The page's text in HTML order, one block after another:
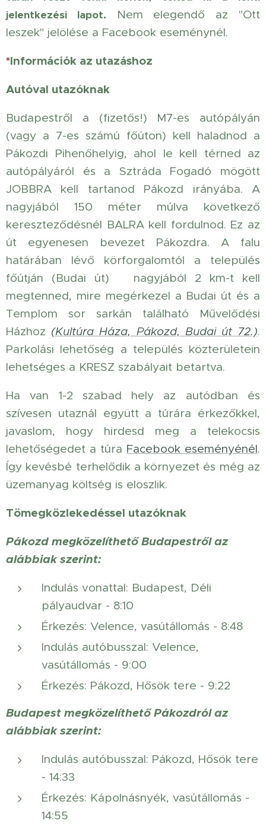
jelentkezési lapot. Nem elegendő az "Ott
leszek" jelölése a Facebook eseménynél.
*Információk az utazáshoz
Autóval utazóknak
Budapestről a (fizetős!) M7-es autópályán
(vagy a 7-es számú főúton) kell haladnod a
Pákozdi Pihenőhelyig, ahol le kell térned az
autópályáról és a Sztráda Fogadó mögött
JOBBRA kell tartanod Pákozd irányába. A
nagyjából 150 méter múlva következő
kereszteződésnél BALRA kell fordulnod. Ez az
út egyenesen bevezet Pákozdra. A falu
határában lévő körforgalomtól a település
főútján (Budai út) nagyjából 2 km-t kell
megtenned, mire megérkezel a Budai út és a
Templom sor sarkán található Művelődési
Házhoz (Kultúra Háza, Pákozd, Budai út 72.).
Parkolási lehetőség a település közterületein
lehetséges a KRESZ szabályait betartva.
Ha van 1-2 szabad hely az autódban és
szívesen utaznál együtt a túrára érkezőkkel,
javaslom, hogy hirdesd meg a telekocsis
lehetőségedet a túra Facebook eseményénél.
Így kevésbé terhelődik a környezet és még az
üzemanyag költség is eloszlik.
Tömegközlekedéssel utazóknak
Pákozd megközelíthető Budapestről az
alábbiak szerint:
Indulás vonattal: Budapest, Déli
pályaudvar - 8:10
Érkezés: Velence, vasútállomás - 8:48
Indulás autóbusszal: Velence,
vasútállomás - 9:00
Érkezés: Pákozd, Hősök tere - 9:22
Budapest megközelíthető Pákozdról az
alábbiak szerint:
Indulás autóbusszal: Pákozd, Hősök tere
- 14:33
Érkezés: Kápolnásnyék, vasútállomás -
14:55